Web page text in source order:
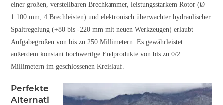
einer großen, verstellbaren Brechkammer, leistungsstarkem Rotor (Ø
1.100 mm; 4 Brechleisten) und elektronisch überwachter hydraulischer
Spaltregelung (+80 bis -220 mm mit neuen Werkzeugen) erlaubt
Aufgabegrößen von bis zu 250 Millimetern. Es gewährleistet
außerdem konstant hochwertige Endprodukte von bis zu 0/2
Millimetern im geschlossenen Kreislauf.
Perfekte
Alternati